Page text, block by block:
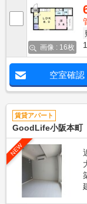
画像 : 16枚
空室確認
賃貸アパート
GoodLife小阪本町
NEW